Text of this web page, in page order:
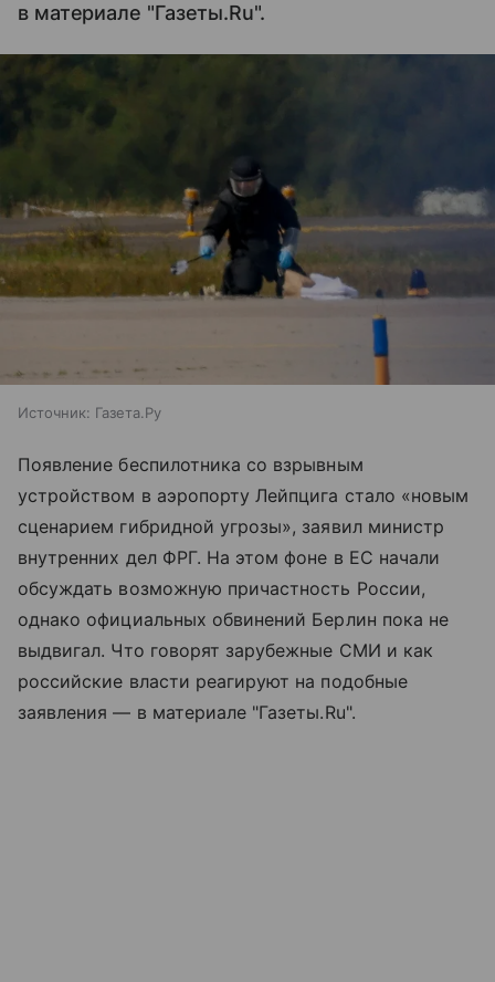
в материале "Газеты.Ru".
Источник: Газета.Ру
Появление беспилотника со взрывным
устройством в аэропорту Лейпцига стало «новым
сценарием гибридной угрозы», заявил министр
внутренних дел ФРГ. На этом фоне в ЕС начали
обсуждать возможную причастность России,
однако официальных обвинений Берлин пока не
выдвигал. Что говорят зарубежные СМИ и как
российские власти реагируют на подобные
заявления — в материале "Газеты.Ru".